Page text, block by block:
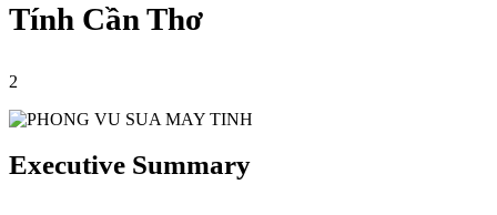
Tính Cần Thơ
2
Executive Summary